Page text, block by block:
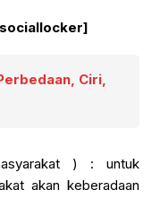
Ciri,
) : untuk
akan keberadaan